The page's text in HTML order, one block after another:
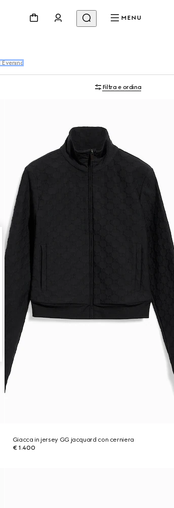
MENU
Filtra e ordina
Giacca in jersey GG jacquard con cerniera
€ 1.400